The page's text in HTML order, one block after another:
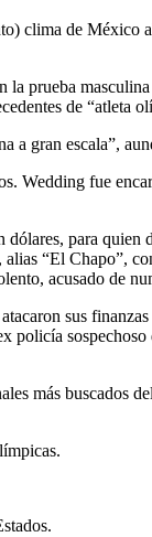
clima de México
prueba
de “atleta
a gran escala”,
Wedding fue
para
“El Chapo”,
acusado de
sus
más buscados